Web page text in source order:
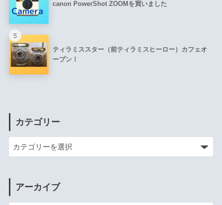
canon PowerShot ZOOMを買いました
5
ティラミススター（前ティラミスヒーロー）カフェオ
ープン！
カテゴリー
アーカイブ